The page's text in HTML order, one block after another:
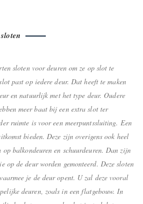
sloten voor deuren om ze op slot te
past op iedere deur. Dat heeft te maken
en natuurlijk met het type deur. Oudere
meer baat bij een extra slot ter
ruimte is voor een meerpuntssluiting. Een
bieden. Deze zijn overigens ook heel
op balkondeuren en schuurdeuren. Dan zijn
op de deur worden gemonteerd. Deze sloten
je de deur opent. U zal deze vooral
deuren, zoals in een flatgebouw. In